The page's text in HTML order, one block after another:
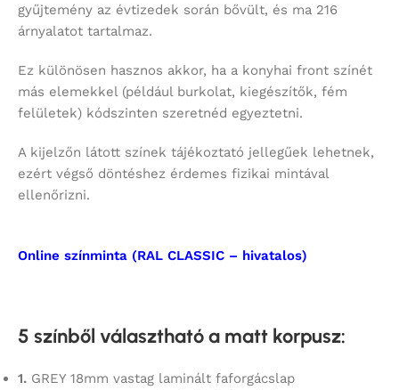
gyűjtemény az évtizedek során bővült, és ma 216
árnyalatot tartalmaz.
Ez különösen hasznos akkor, ha a konyhai front színét
más elemekkel (például burkolat, kiegészítők, fém
felületek) kódszinten szeretnéd egyeztetni.
A kijelzőn látott színek tájékoztató jellegűek lehetnek,
ezért végső döntéshez érdemes fizikai mintával
ellenőrizni.
Online színminta (RAL CLASSIC – hivatalos)
5 színből választható a matt korpusz:
1. GREY 18mm vastag laminált faforgácslap